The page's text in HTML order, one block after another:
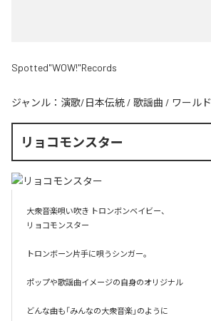
Spotted"WOW!"Records
ジャンル： 演歌/日本伝統 / 歌謡曲 / ワールド
リョコモンスター
大衆音楽唄い吹き トロンボンベイビー、
リョコモンスター
トロンボーン片手に唄うシンガー。
ポップや歌謡曲イメージの自身のオリジナル
どんな曲も「みんなの大衆音楽」のように